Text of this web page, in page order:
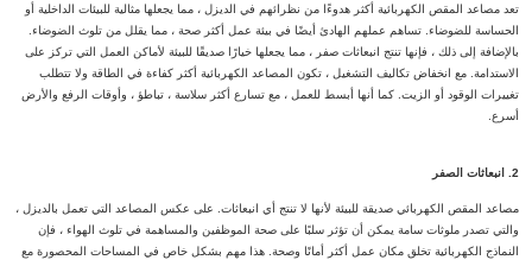
تعد مصاعد المقص الكهربائية أكثر هدوءًا من نظرائهم في الديزل ، مما يجعلها مثالية للبيئات الداخلية أو
الحساسة للضوضاء. تساهم عملهم الهادئ أيضًا في بيئة عمل أكثر صحة ، مما يقلل من تلوث الضوضاء.
بالإضافة إلى ذلك ، فإنها تنتج انبعاثات صفر ، مما يجعلها خيارًا صديقًا للبيئة لأماكن العمل التي تركز على
الاستدامة. مع انخفاض تكاليف التشغيل ، تكون المصاعد الكهربائية أكثر كفاءة في الطاقة ولا تتطلب
تغييرات الوقود أو الزيت. كما أنها أبسط للعمل ، مع تسارع أكثر سلاسة ، تباطؤ ، وأوقات الرفع والأرض
أسرع.
2. انبعاثات الصفر
مصاعد المقص الكهربائي صديقة للبيئة لأنها لا تنتج أي انبعاثات. على عكس المصاعد التي تعمل بالديزل ،
والتي تصدر ملوثات سامة يمكن أن تؤثر سلبًا على صحة الموظفين والمساهمة في تلوث الهواء ، فإن
النماذج الكهربائية تخلق مكان عمل أكثر أمانًا وصحة. هذا مهم بشكل خاص في المساحات المحصورة مع